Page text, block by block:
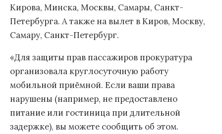
Кирова, Минска, Москвы, Самары, Санкт-
Петербурга. А также на вылет в Киров, Москву,
Самару, Санкт-Петербург.
«Для защиты прав пассажиров прокуратура
организовала круглосуточную работу
мобильной приёмной. Если ваши права
нарушены (например, не предоставлено
питание или гостиница при длительной
задержке), вы можете сообщить об этом.